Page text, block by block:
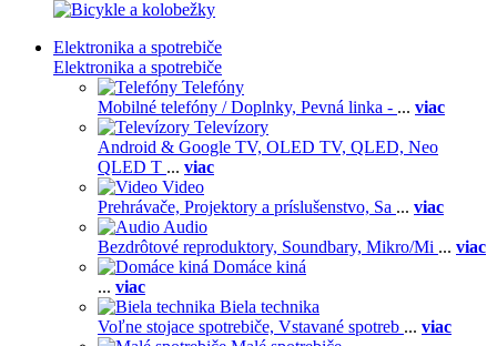
Elektronika a spotrebiče
Elektronika a spotrebiče
Telefóny
Mobilné telefóny / Doplnky, Pevná linka - ... viac
Televízory
Android & Google TV, OLED TV, QLED, Neo
QLED T ... viac
Video
Prehrávače, Projektory a príslušenstvo, Sa ... viac
Audio
Bezdrôtové reproduktory, Soundbary, Mikro/Mi ... viac
Domáce kiná
... viac
Biela technika
Voľne stojace spotrebiče, Vstavané spotreb ... viac